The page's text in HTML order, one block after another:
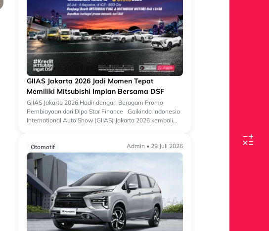
GIIAS Jakarta 2026 Jadi Momen Tepat
Memiliki Mitsubishi Impian Bersama DSF
GIIAS Jakarta 2026 Hadir dengan Beragam Promo
Pembiayaan dari Dipo Star Finance Gaikindo Indonesia
International Auto Show (GIIAS) Jakarta 2026 kembali
Otomotif Admin • 29 Juli 2026